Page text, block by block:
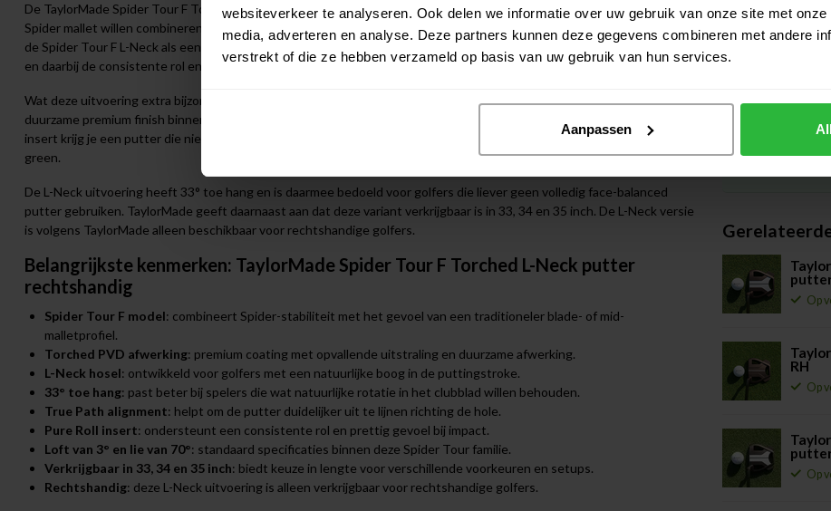
websiteverkeer te analyseren. Ook delen we informatie over uw gebruik van onze site met
media, adverteren en analyse. Deze partners kunnen deze gegevens combineren met andere
verstrekt of die ze hebben verzameld op basis van uw gebruik van hun services.
Aanpassen
De TaylorMade Spider Tour F Torched L-Neck putter rechtshandig is gemaakt voor golfers die de stabiliteit van een
Spider mallet willen combineren met het gevoel van een traditioneler blade- of mid-malletmodel. TaylorMade omschrijft
de Spider Tour F L-Neck als een uitstekende keuze voor spelers die een natuurlijke boog in hun puttingstroke hebben
en daarbij de consistente rol en stabiliteit van een Spider willen behouden.
Wat deze uitvoering extra bijzonder maakt, is de torched PVD afwerking. TaylorMade noemt dit een opvallende en
duurzame premium finish binnen de Spider Tour familie. In combinatie met de True Path alignment en de Pure Roll
insert krijg je een putter die niet alleen luxe oogt, maar ook helpt bij duidelijker uitlijnen en een consistente balrol op de
green.
De L-Neck uitvoering heeft 33° toe hang en is daarmee bedoeld voor golfers die liever geen volledig face-balanced
putter gebruiken. TaylorMade geeft daarnaast aan dat deze variant verkrijgbaar is in 33, 34 en 35 inch. De L-Neck versie
is volgens TaylorMade alleen beschikbaar voor rechtshandige golfers.
Belangrijkste kenmerken: TaylorMade Spider Tour F Torched L-Neck putter
rechtshandig
Spider Tour F model: combineert Spider-stabiliteit met het gevoel van een traditioneler blade- of mid-
malletprofiel.
Torched PVD afwerking: premium coating met opvallende uitstraling en duurzame afwerking.
L-Neck hosel: ontwikkeld voor golfers met een natuurlijke boog in de puttingstroke.
33° toe hang: past beter bij spelers die wat natuurlijke rotatie in het clubblad willen behouden.
True Path alignment: helpt om de putter duidelijker uit te lijnen richting de hole.
Pure Roll insert: ondersteunt een consistente rol en prettig gevoel bij impact.
Loft van 3° en lie van 70°: standaard specificaties binnen deze Spider Tour familie.
Verkrijgbaar in 33, 34 en 35 inch: biedt keuze in lengte voor verschillende voorkeuren en setups.
Rechtshandig: deze L-Neck uitvoering is alleen verkrijgbaar voor rechtshandige golfers.
Op
RH
Op
Op